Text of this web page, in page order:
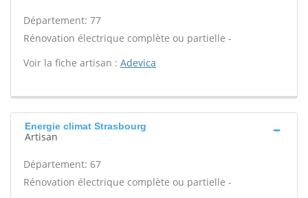
Département: 77
Rénovation électrique complète ou partielle -
Voir la fiche artisan : Adevica
Energie climat Strasbourg
Artisan
Département: 67
Rénovation électrique complète ou partielle -